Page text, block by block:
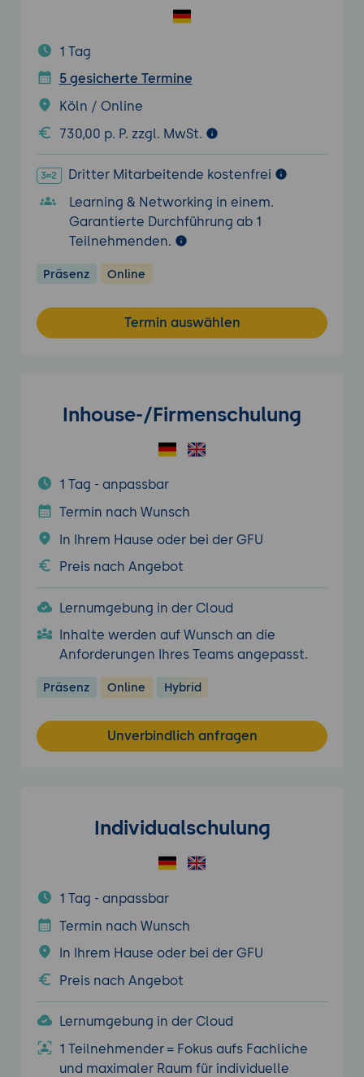
1 Tag
5 gesicherte Termine
Köln / Online
730,00 p. P. zzgl. MwSt.
Dritter Mitarbeitende kostenfrei
Learning & Networking in einem.
Garantierte Durchführung ab 1
Teilnehmenden.
Präsenz Online
Termin auswählen
Inhouse-/Firmenschulung
1 Tag - anpassbar
Termin nach Wunsch
In Ihrem Hause oder bei der GFU
Preis nach Angebot
Lernumgebung in der Cloud
Inhalte werden auf Wunsch an die
Anforderungen Ihres Teams angepasst.
Präsenz Online Hybrid
Unverbindlich anfragen
Individualschulung
1 Tag - anpassbar
Termin nach Wunsch
In Ihrem Hause oder bei der GFU
Preis nach Angebot
Lernumgebung in der Cloud
1 Teilnehmender = Fokus aufs Fachliche
und maximaler Raum für individuelle